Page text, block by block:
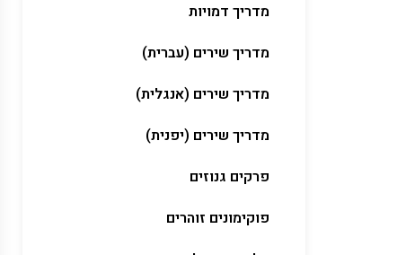
מדריך דמויות
מדריך שירים (עברית)
מדריך שירים (אנגלית)
מדריך שירים (יפנית)
פרקים גנוזים
פוקימונים זוהרים